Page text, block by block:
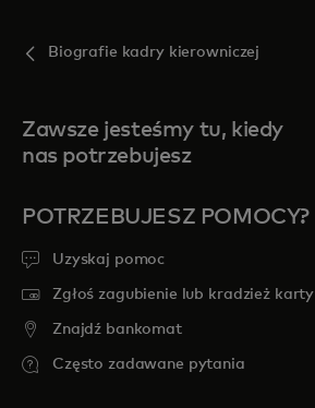
Biografie kadry kierowniczej
Zawsze jesteśmy tu, kiedy
nas potrzebujesz
POTRZEBUJESZ POMOCY?
Uzyskaj pomoc
Zgłoś zagubienie lub kradzież karty
Znajdź bankomat
Często zadawane pytania